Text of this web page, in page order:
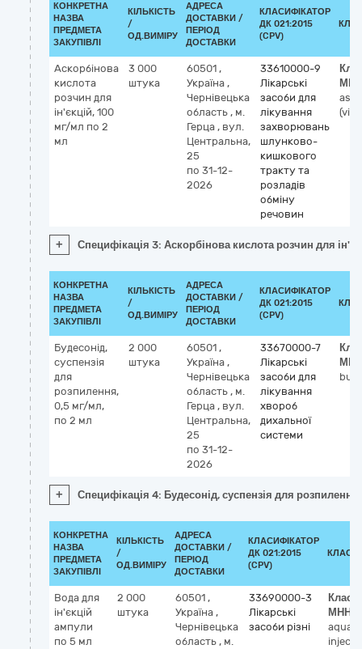
КОНКРЕТНА
НАЗВА
ПРЕДМЕТА
ЗАКУПІВЛІ
КІЛЬКІСТЬ
/
ОД.ВИМІРУ
АДРЕСА
ДОСТАВКИ /
ПЕРІОД
ДОСТАВКИ
КЛАСИФІКАТОР
ДК 021:2015
(CPV)
Аскорбінова
кислота
розчин для
ін'єкцій, 100
мг/мл по 2
мл
3 000
штука
60501 ,
Україна ,
Чернівецька
область , м.
Герца , вул.
Центральна,
25
по 31-12-
2026
33610000-9
Лікарські
засоби для
лікування
захворювань
шлунково-
кишкового
тракту та
розладів
обміну
речовин
МНН
(vit
+ Специфікація 3: Аскорбінова кислота розчин для
КОНКРЕТНА
НАЗВА
ПРЕДМЕТА
ЗАКУПІВЛІ
КІЛЬКІСТЬ
/
ОД.ВИМІРУ
АДРЕСА
ДОСТАВКИ /
ПЕРІОД
ДОСТАВКИ
КЛАСИФІКАТОР
ДК 021:2015
(CPV)
Будесонід,
суспензія
для
розпилення,
0,5 мг/мл,
по 2 мл
2 000
штука
60501 ,
Україна ,
Чернівецька
область , м.
Герца , вул.
Центральна,
25
по 31-12-
2026
33670000-7
Лікарські
засоби для
лікування
хвороб
дихальної
системи
МНН
+ Специфікація 4: Будесонід, суспензія для
КОНКРЕТНА
НАЗВА
ПРЕДМЕТА
ЗАКУПІВЛІ
КІЛЬКІСТЬ
/
ОД.ВИМІРУ
АДРЕСА
ДОСТАВКИ /
ПЕРІОД
ДОСТАВКИ
КЛАСИФІКАТОР
ДК 021:2015
(CPV)
Вода для
ін'єкцій
ампули
по 5 мл
2 000
штука
60501 ,
Україна ,
Чернівецька
область , м.
33690000-3
Лікарські
засоби різні
МНН
aqua